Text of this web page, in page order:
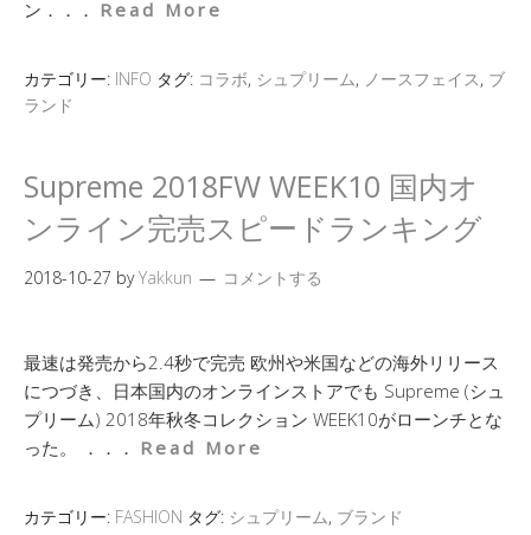
ン．．． Read More
カテゴリー: INFO タグ: コラボ, シュプリーム, ノースフェイス, ブ
ランド
Supreme 2018FW WEEK10 国内オ
ンライン完売スピードランキング
2018-10-27 byYakkun コメントする
最速は発売から2.4秒で完売 欧州や米国などの海外リリース
につづき、日本国内のオンラインストアでも Supreme (シュ
プリーム) 2018年秋冬コレクション WEEK10がローンチとな
った。 ．．． Read More
カテゴリー: FASHION タグ: シュプリーム, ブランド